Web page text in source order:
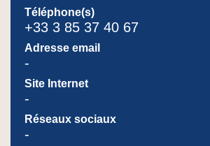
Téléphone(s)
+33 3 85 37 40 67
Adresse email
-
Site Internet
-
Réseaux sociaux
-